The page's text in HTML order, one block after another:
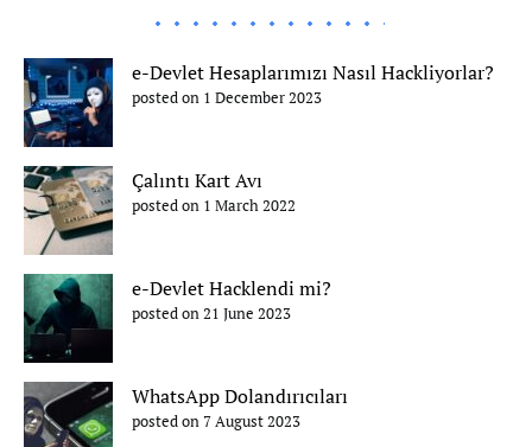
e-Devlet Hesaplarımızı Nasıl Hackliyorlar?
posted on 1 December 2023
Çalıntı Kart Avı
posted on 1 March 2022
e-Devlet Hacklendi mi?
posted on 21 June 2023
WhatsApp Dolandırıcıları
posted on 7 August 2023